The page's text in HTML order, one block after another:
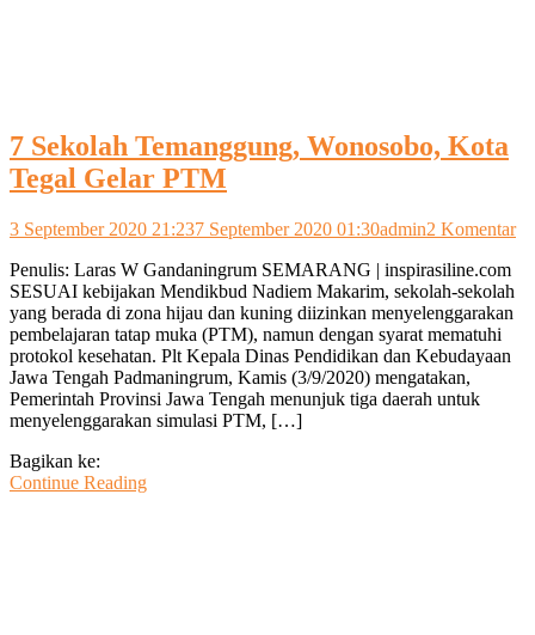
7 Sekolah Temanggung, Wonosobo, Kota
Tegal Gelar PTM
3 September 2020 21:237 September 2020 01:30admin2 Komentar
Penulis: Laras W Gandaningrum SEMARANG | inspirasiline.com
SESUAI kebijakan Mendikbud Nadiem Makarim, sekolah-sekolah
yang berada di zona hijau dan kuning diizinkan menyelenggarakan
pembelajaran tatap muka (PTM), namun dengan syarat mematuhi
protokol kesehatan. Plt Kepala Dinas Pendidikan dan Kebudayaan
Jawa Tengah Padmaningrum, Kamis (3/9/2020) mengatakan,
Pemerintah Provinsi Jawa Tengah menunjuk tiga daerah untuk
menyelenggarakan simulasi PTM, […]
Bagikan ke:
Continue Reading